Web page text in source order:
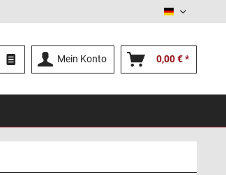
Deutsch
Mein Konto 0,00 € *